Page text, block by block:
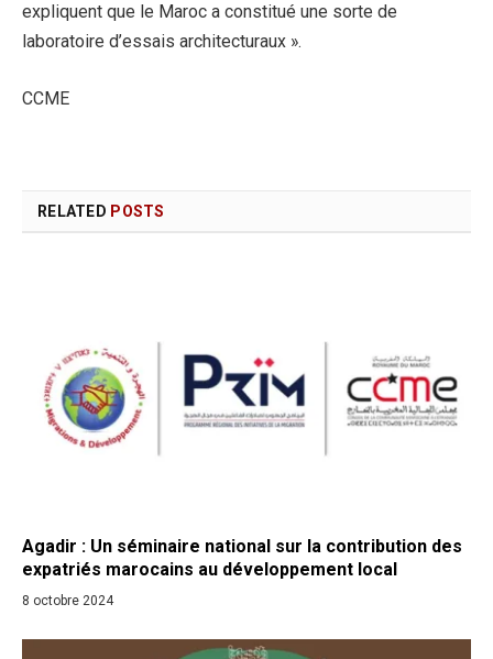
expliquent que le Maroc a constitué une sorte de
laboratoire d’essais architecturaux ».
CCME
RELATED POSTS
Agadir : Un séminaire national sur la contribution des
expatriés marocains au développement local
8 octobre 2024